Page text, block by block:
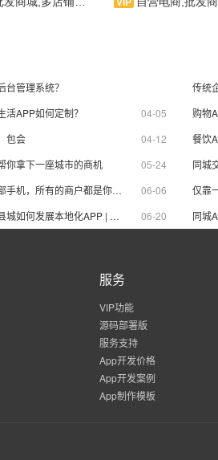
订制的
户使
的用心
新、关于我们、品
管理系统？
传统
APP如何定制？
04-05
包会
04-12
餐饮
你拿下一座城市的商机
05-24
社区超市APP，一个APP加一部手机，所有的商户都是你的生意
06-06
同城APP创业，三四线城市和县城如何发展本地化APP | 同城APP盈利模式
06-20
服务
VIP功能
源码部署版
服务支持
App开发价格
App开发案例
App制作模板